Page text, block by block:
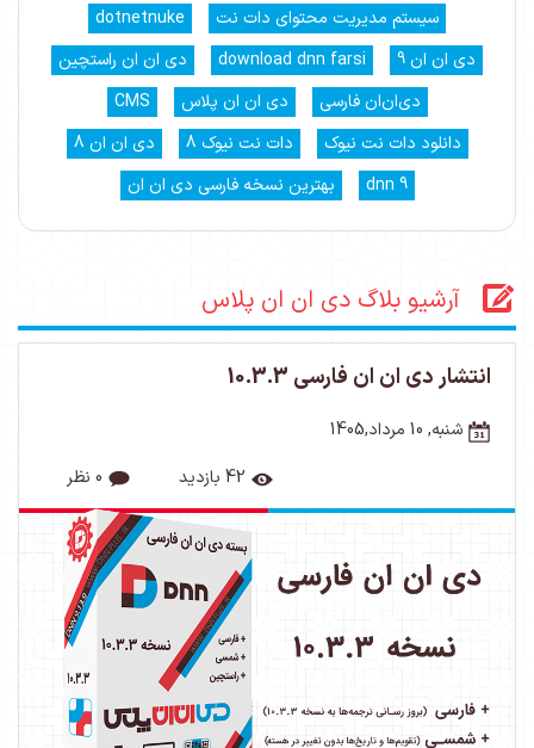
سیستم مدیریت محتوای دات نت
dotnetnuke
دی ان ان 9
download dnn farsi
دی ان ان راستچین
دی‌ان‌ان فارسی
دی ان ان پلاس
CMS
دانلود دات نت نیوک
دات نت نیوک 8
دی ان ان 8
dnn 9
بهترین نسخه فارسی دی ان ان
آرشیو بلاگ دی ان ان پلاس
انتشار دی ان ان فارسی 10.3.3
شنبه, 10 مرداد,1405